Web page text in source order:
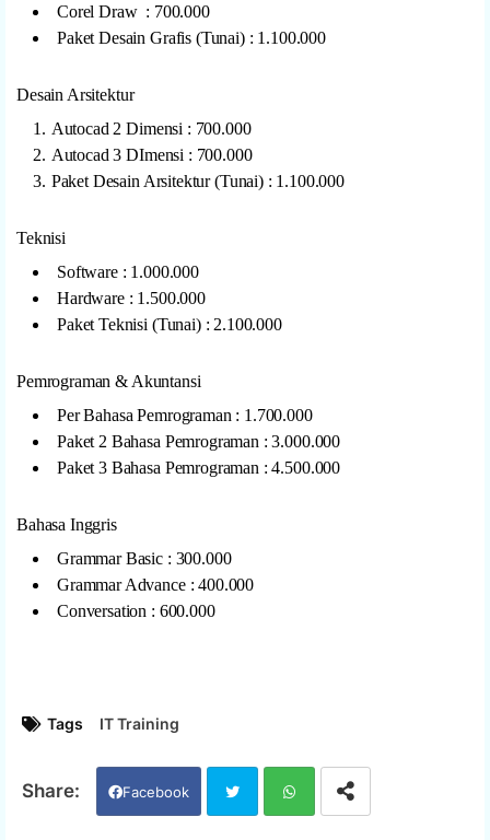
Corel Draw : 700.000
Paket Desain Grafis (Tunai) : 1.100.000
Desain Arsitektur
Autocad 2 Dimensi : 700.000
Autocad 3 DImensi : 700.000
Paket Desain Arsitektur (Tunai) : 1.100.000
Teknisi
Software : 1.000.000
Hardware : 1.500.000
Paket Teknisi (Tunai) : 2.100.000
Pemrograman & Akuntansi
Per Bahasa Pemrograman : 1.700.000
Paket 2 Bahasa Pemrograman : 3.000.000
Paket 3 Bahasa Pemrograman : 4.500.000
Bahasa Inggris
Grammar Basic : 300.000
Grammar Advance : 400.000
Conversation : 600.000
Tags IT Training
Facebook